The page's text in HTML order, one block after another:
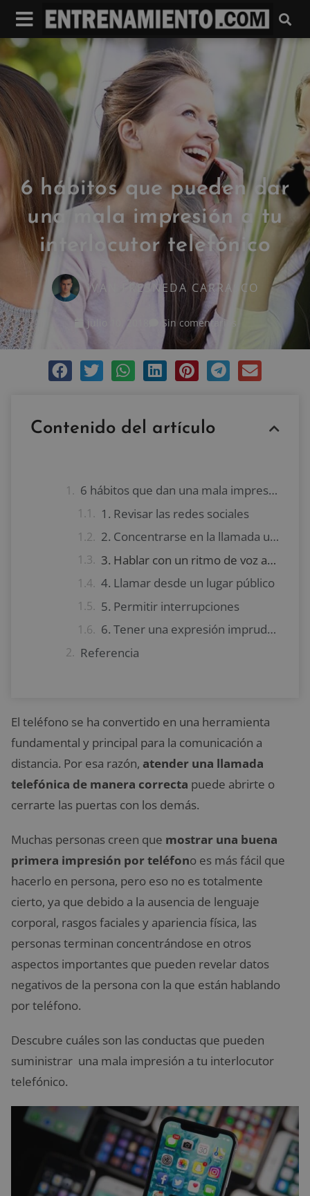
6 hábitos que pueden dar
una mala impresión a tu
interlocutor telefónico
IVAN FRESNEDA CARRASCO
julio 10, 2018 Sin comentarios
Contenido del artículo
6 hábitos que dan una mala impresión a tu interlocutor telefónico
1. Revisar las redes sociales
2. Concentrarse en la llamada unos minutos después de atenderla
3. Hablar con un ritmo de voz acelerado
4. Llamar desde un lugar público
5. Permitir interrupciones
6. Tener una expresión imprudente y un tono de voz muy serio
Referencia
El teléfono se ha convertido en una herramienta
fundamental y principal para la comunicación a
distancia. Por esa razón, atender una llamada
telefónica de manera correcta puede abrirte o
cerrarte las puertas con los demás.
Muchas personas creen que mostrar una buena
primera impresión por teléfono es más fácil que
hacerlo en persona, pero eso no es totalmente
cierto, ya que debido a la ausencia de lenguaje
corporal, rasgos faciales y apariencia física, las
personas terminan concentrándose en otros
aspectos importantes que pueden revelar datos
negativos de la persona con la que están hablando
por teléfono.
Descubre cuáles son las conductas que pueden
suministrar una mala impresión a tu interlocutor
telefónico.